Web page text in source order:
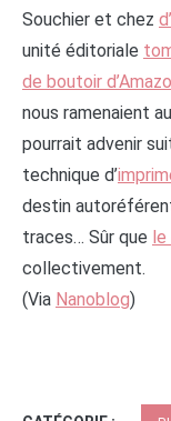
Souchier et chez
unité éditoriale
de boutoir
nous ramenaient
pourrait advenir
technique d’
destin
traces… Sûr que le
collectivement.
(Via Nanoblog)